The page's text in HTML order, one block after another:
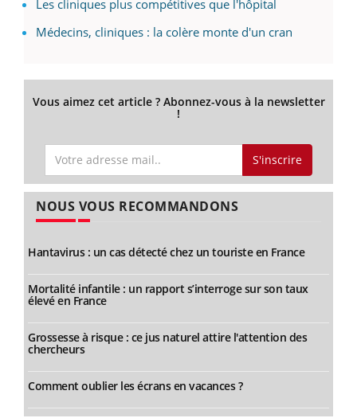
Les cliniques plus compétitives que l'hôpital
Médecins, cliniques : la colère monte d'un cran
Vous aimez cet article ? Abonnez-vous à la newsletter
!
S'inscrire
NOUS VOUS RECOMMANDONS
Hantavirus : un cas détecté chez un touriste en France
Mortalité infantile : un rapport s’interroge sur son taux
élevé en France
Grossesse à risque : ce jus naturel attire l'attention des
chercheurs
Comment oublier les écrans en vacances ?